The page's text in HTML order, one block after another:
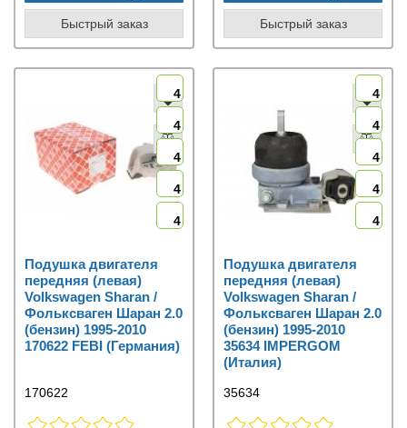
Быстрый заказ Быстрый заказ
4
4
4
4
4
Подушка двигателя
передняя (левая)
Volkswagen Sharan /
Фольксваген Шаран 2.0
(бензин) 1995-2010
170622 FEBI (Германия)
170622
4
4
4
4
4
Подушка двигателя
передняя (левая)
Volkswagen Sharan /
Фольксваген Шаран 2.0
(бензин) 1995-2010
35634 IMPERGOM
(Италия)
35634